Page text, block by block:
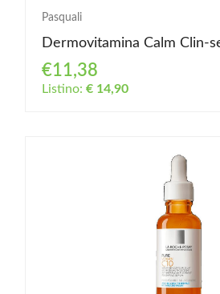
Pasquali
Dermovitamina Calm Clin-
€11,38
Listino: € 14,90